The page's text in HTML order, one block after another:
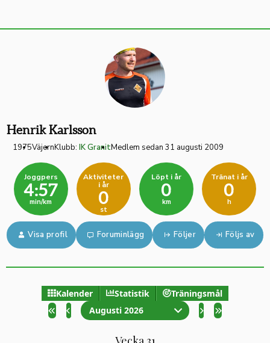
Henrik Karlsson
1975VäjernKlubb:IK GranitMedlem sedan 31 augusti 2009
Joggpers
4:57
min/km
Aktiviteter
i år
0
st
Löpt i år
0
km
Tränat i år
0
h
Visa profil Foruminlägg Följer Följs av
Kalender Statistik
Träningsmål
Augusti 2026